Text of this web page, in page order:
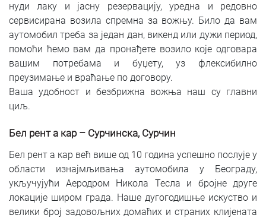
нуди лаку и јасну резервацију, уредна и редовно
сервисирана возила спремна за вожњу. Било да вам
аутомобил треба за један дан, викенд или дужи период,
помоћи ћемо вам да пронађете возило које одговара
вашим потребама и буџету, уз флексибилно
преузимање и враћање по договору.
Ваша удобност и безбрижна вожња наш су главни
циљ.
Бел рент а кар – Сурчинска, Сурчин
Бел рент а кар већ више од 10 година успешно послује у
области изнајмљивања аутомобила у Београду,
укључујући Аеродром Никола Тесла и бројне друге
локације широм града. Наше дугогодишње искуство и
велики број задовољних домаћих и страних клијената